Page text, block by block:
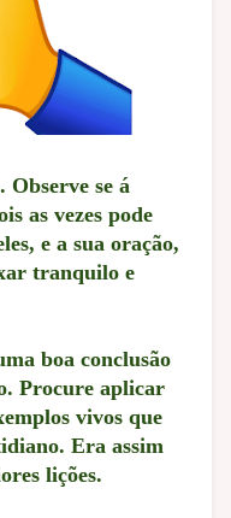
Observe se á
as vezes pode
e a sua oração,
tranquilo e
boa conclusão
Procure aplicar
vivos que
Era assim
lições.